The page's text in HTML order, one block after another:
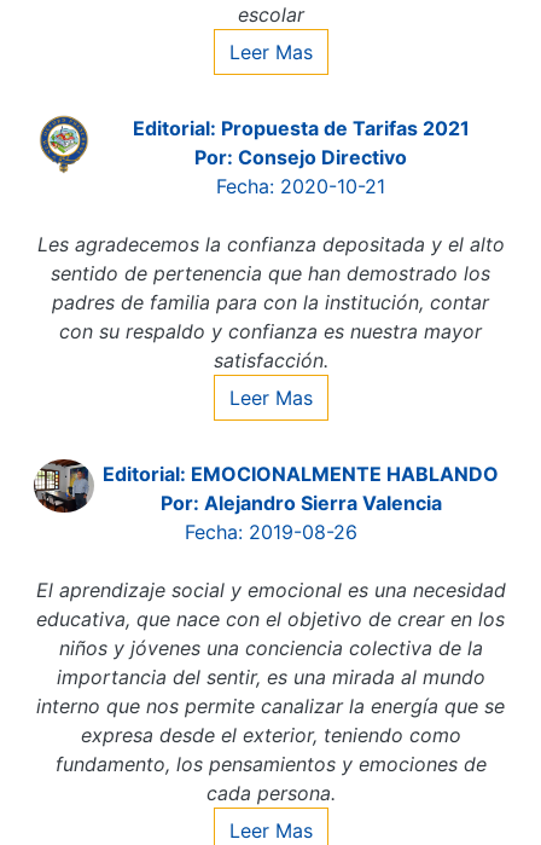
escolar
Leer Mas
Editorial: Propuesta de Tarifas 2021
Por: Consejo Directivo
Fecha: 2020-10-21
Les agradecemos la confianza depositada y el alto
sentido de pertenencia que han demostrado los
padres de familia para con la institución, contar
con su respaldo y confianza es nuestra mayor
satisfacción.
Leer Mas
Editorial: EMOCIONALMENTE HABLANDO
Por: Alejandro Sierra Valencia
Fecha: 2019-08-26
El aprendizaje social y emocional es una necesidad
educativa, que nace con el objetivo de crear en los
niños y jóvenes una conciencia colectiva de la
importancia del sentir, es una mirada al mundo
interno que nos permite canalizar la energía que se
expresa desde el exterior, teniendo como
fundamento, los pensamientos y emociones de
cada persona.
Leer Mas